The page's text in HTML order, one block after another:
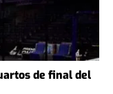
de final del